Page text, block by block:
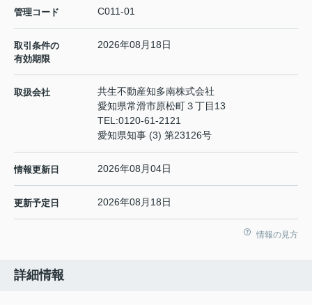
管理コード C011-01
取引条件の
有効期限
2026年08月18日
取扱会社
共生不動産知多南株式会社
愛知県常滑市原松町３丁目13
TEL:0120-61-2121
愛知県知事 (3) 第23126号
情報更新日 2026年08月04日
更新予定日 2026年08月18日
情報の見方
詳細情報